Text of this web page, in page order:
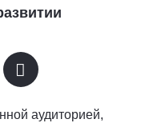
аудиторией,